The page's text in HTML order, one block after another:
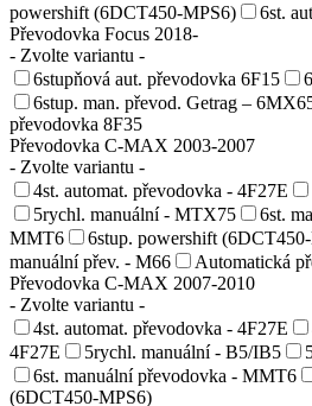
powershift (6DCT450-MPS6)
6st.
Převodovka Focus 2018-
- Zvolte variantu -
6stupňová aut. převodovka 6F15
6stup. man. převod. Getrag –
převodovka 8F35
Převodovka C-MAX 2003-2007
- Zvolte variantu -
4st. automat. převodovka - 4F27E
5rychl. manuální - MTX75
6st.
MMT6
6stup. powershift
manuální přev. - M66
Automatická
Převodovka C-MAX 2007-2010
- Zvolte variantu -
4st. automat. převodovka - 4F27E
4F27E
5rychl. manuální - B5/IB5
6st. manuální převodovka - MMT6
(6DCT450-MPS6)